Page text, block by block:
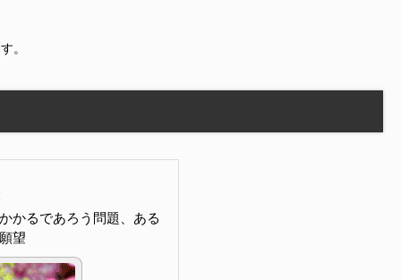
。
かるであろう問題、ある
望